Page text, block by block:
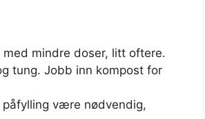
mindre doser, litt oftere.
tung. Jobb inn kompost for
være nødvendig,